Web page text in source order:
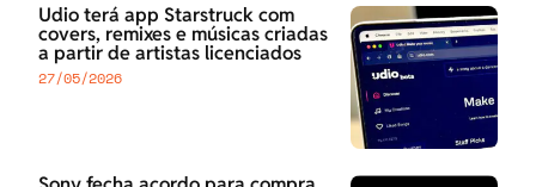
Udio terá app Starstruck com
covers, remixes e músicas criadas
a partir de artistas licenciados
27/05/2026